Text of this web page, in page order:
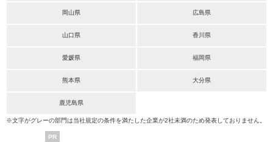
岡山県 広島県
山口県 香川県
愛媛県 福岡県
熊本県 大分県
鹿児島県
※文字がグレーの部門は当社規定の条件を満たした企業が2社未満のため発表しておりません。
PR